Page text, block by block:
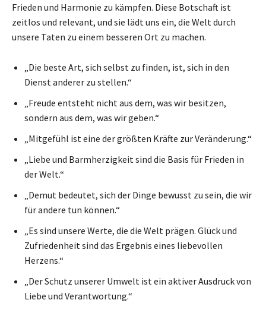
Frieden und Harmonie zu kämpfen. Diese Botschaft ist
zeitlos und relevant, und sie lädt uns ein, die Welt durch
unsere Taten zu einem besseren Ort zu machen.
„Die beste Art, sich selbst zu finden, ist, sich in den
Dienst anderer zu stellen.“
„Freude entsteht nicht aus dem, was wir besitzen,
sondern aus dem, was wir geben.“
„Mitgefühl ist eine der größten Kräfte zur Veränderung.“
„Liebe und Barmherzigkeit sind die Basis für Frieden in
der Welt.“
„Demut bedeutet, sich der Dinge bewusst zu sein, die wir
für andere tun können.“
„Es sind unsere Werte, die die Welt prägen. Glück und
Zufriedenheit sind das Ergebnis eines liebevollen
Herzens.“
„Der Schutz unserer Umwelt ist ein aktiver Ausdruck von
Liebe und Verantwortung.“